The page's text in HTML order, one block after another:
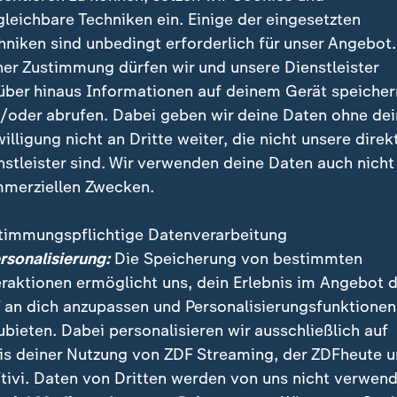
Köln. Lennart Karl macht gegen Ende mit dem 3:1 den
erwartet "ein tolles Spiel"
junge Mannschaft, dann kann das mal passieren",
in München. Doch wie seine Bayern sei RB
der Trainer, "das kann ein tolles Spiel werden."
reichen.
München eher am Rande um den Gegner. Im
allen voran Jamal Musialas
bei der Klub-WM im vergangenen
Techniken ein. Einige der eingesetzten
sind unbedingt erforderlich für unser
Zustimmung dürfen wir und unsere Dienstleister
hinaus Informationen auf deinem Gerät
oder abrufen. Dabei geben wir deine Daten ohne
nicht an Dritte weiter, die nicht unsere
sind. Wir verwenden deine Daten auch nicht
Zwecken.
Datenverarbeitung
Die Speicherung von bestimmten
ermöglicht uns, dein Erlebnis im Angebot
an dich anzupassen und Personalisierungsfunktionen
Dabei personalisieren wir ausschließlich auf
deiner Nutzung von ZDF Streaming, der ZDFheute
Daten von Dritten werden von uns nicht